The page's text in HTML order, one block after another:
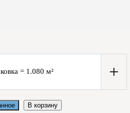
= 1.080 м²
В корзину